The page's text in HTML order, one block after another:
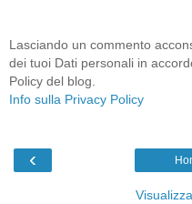
Lasciando un commento
dei tuoi Dati personali in
Policy del blog.
Info sulla Privacy Policy
‹